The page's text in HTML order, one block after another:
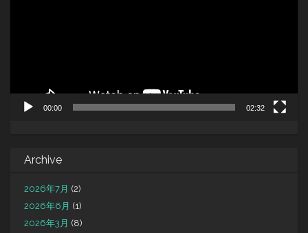
00:00 02:32
Archive
2026年7月 (2)
2026年6月 (1)
2026年3月 (8)